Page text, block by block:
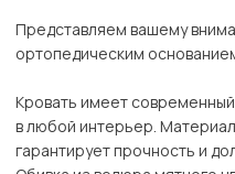
Представляем вашему
ортопедическим
Кровать имеет
в любой интерьер.
гарантирует прочность и